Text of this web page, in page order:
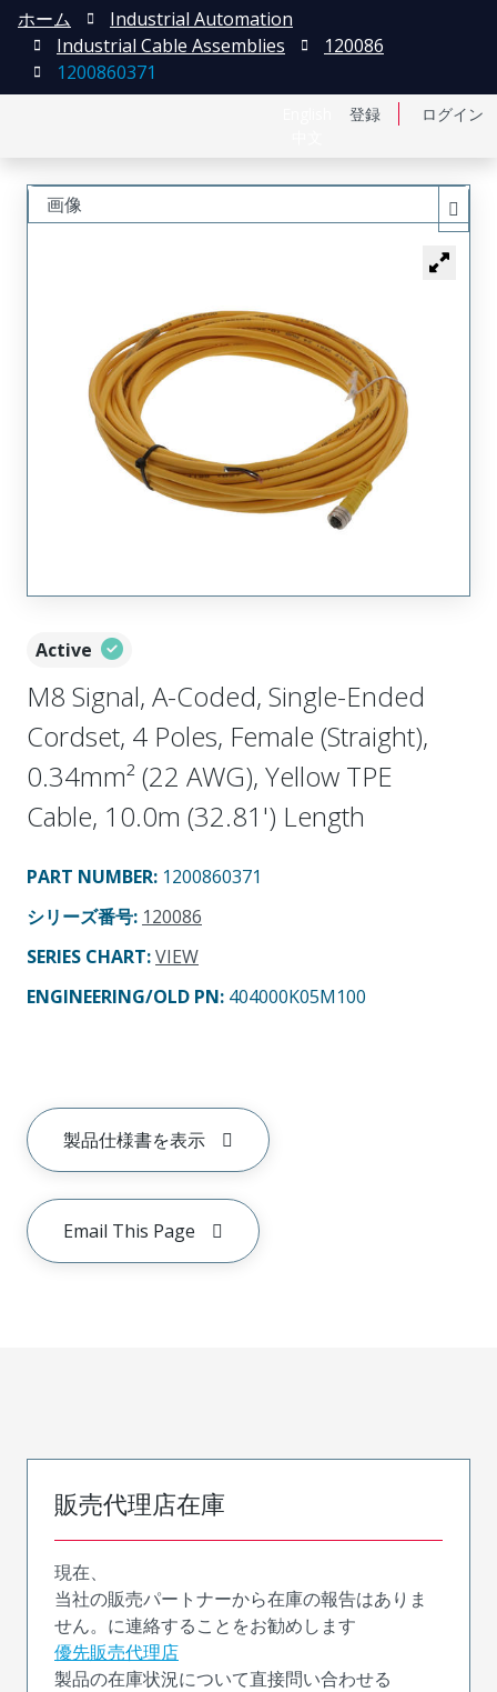
登録 ログイン
ホーム
Industrial Automation
Industrial Cable Assemblies
120086
1200860371
Active
M8 Signal, A-Coded, Single-Ended
Cordset, 4 Poles, Female (Straight),
0.34mm² (22 AWG), Yellow TPE
Cable, 10.0m (32.81') Length
PART NUMBER: 1200860371
シリーズ番号: 120086
SERIES CHART:VIEW
ENGINEERING/OLD PN: 404000K05M100
製品仕様書を表示
Email This Page
画像
販売代理店在庫
現在、
当社の販売パートナーから在庫の報告はありま
せん。に連絡することをお勧めします
優先販売代理店
製品の在庫状況について直接問い合わせる